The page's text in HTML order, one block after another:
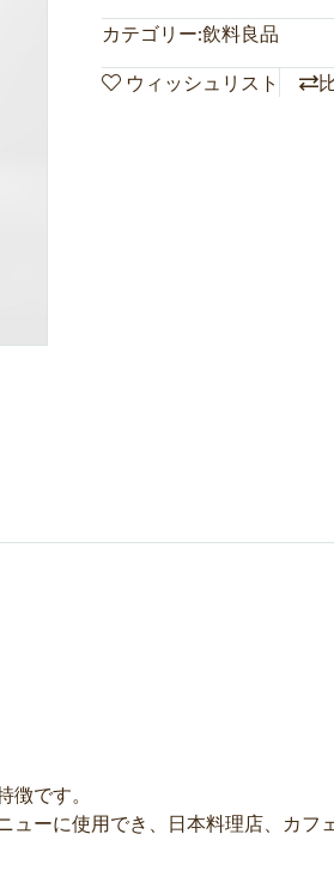
カテゴリー:飲料良品
ウィッシュリスト
です。
ーに使用でき、日本料理店、カフ